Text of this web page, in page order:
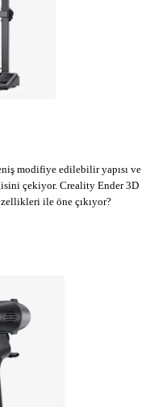
modifiye edilebilir yapısı ve
çekiyor. Creality Ender 3D
ile öne çıkıyor?